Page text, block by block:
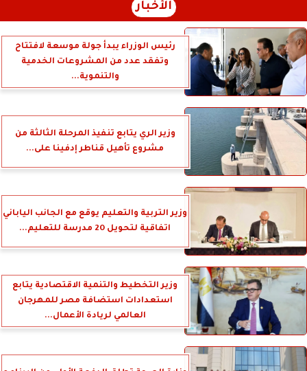
الأخبار
رئيس الوزراء يبدأ جولة موسعة لافتتاح
وتفقد عدد من المشروعات الخدمية
والتنموية...
وزير الري يتابع تنفيذ المرحلة الثالثة من
مشروع تأهيل قناطر إدفينا على...
وزير التربية والتعليم يوقع مع الجانب الياباني
اتفاقية لتحويل 20 مدرسة للتعليم...
وزير التخطيط والتنمية الاقتصادية يتابع
استعدادات استضافة مصر للمهرجان
العالمي لريادة الأعمال...